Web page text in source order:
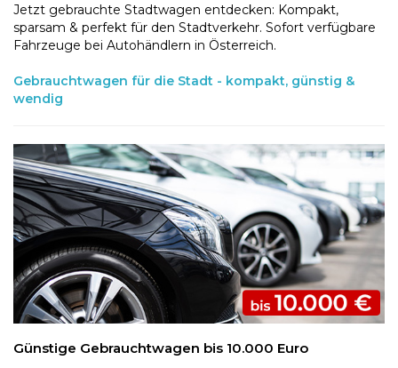
Jetzt gebrauchte Stadtwagen entdecken: Kompakt,
sparsam & perfekt für den Stadtverkehr. Sofort verfügbare
Fahrzeuge bei Autohändlern in Österreich.
Gebrauchtwagen für die Stadt - kompakt, günstig &
wendig
Günstige Gebrauchtwagen bis 10.000 Euro